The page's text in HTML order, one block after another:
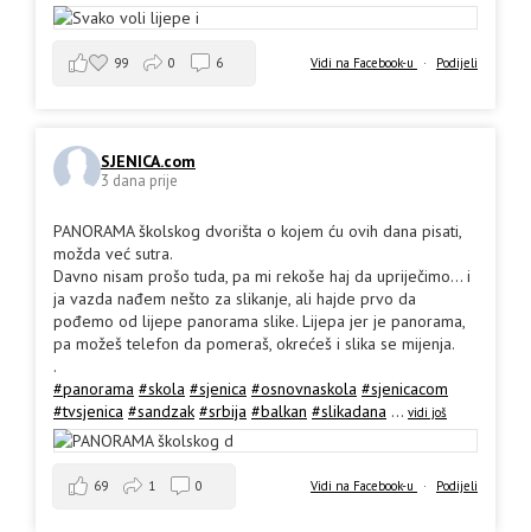
Vidi na Facebook-u · Podijeli
99 0 6
SJENICA.com
3 dana prije
PANORAMA školskog dvorišta o kojem ću ovih dana pisati,
možda već sutra.
Davno nisam prošo tuda, pa mi rekoše haj da upriječimo... i
ja vazda nađem nešto za slikanje, ali hajde prvo da
pođemo od lijepe panorama slike. Lijepa jer je panorama,
pa možeš telefon da pomeraš, okrećeš i slika se mijenja.
.
#panorama #skola #sjenica #osnovnaskola #sjenicacom
#tvsjenica #sandzak #srbija #balkan #slikadana ... vidi još
Vidi na Facebook-u · Podijeli
69 1 0